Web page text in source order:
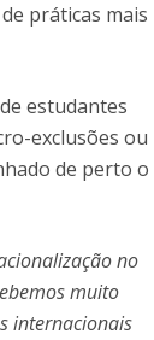
práticas mais
estudantes
exclusões ou
de perto o
no
muito
internacionais